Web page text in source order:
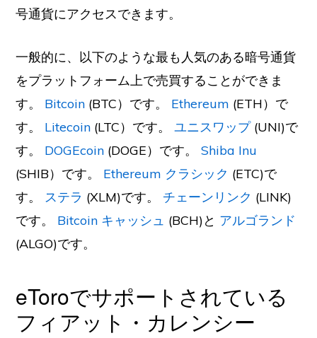
号通貨にアクセスできます。
一般的に、以下のような最も人気のある暗号通貨
をプラットフォーム上で売買することができま
す。 Bitcoin (BTC）です。 Ethereum (ETH）で
す。 Litecoin (LTC）です。ユニスワップ(UNI)で
す。 DOGEcoin (DOGE）です。Shiba Inu
(SHIB）です。 Ethereum クラシック (ETC)で
す。 ステラ (XLM)です。 チェーンリンク (LINK)
です。 Bitcoin キャッシュ (BCH)と アルゴランド
(ALGO)です。
eToroでサポートされている
フィアット・カレンシー